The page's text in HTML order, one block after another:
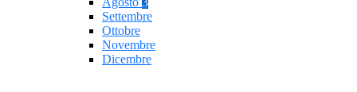
Settembre
Ottobre
Novembre
Dicembre